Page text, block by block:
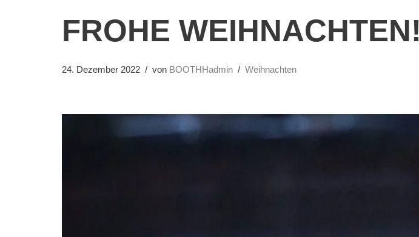
FROHE WEIHNACHTEN!
24. Dezember 2022 von BOOTHHadmin Weihnachten